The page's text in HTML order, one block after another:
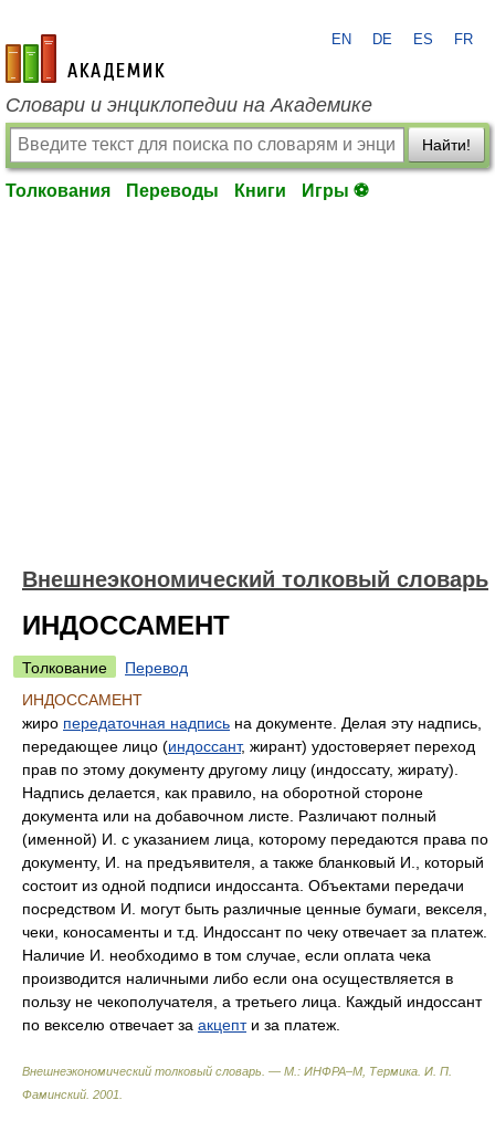
academic.ru
EN DE ES FR
Словари и энциклопедии на Академике
Найти!
Толкования Переводы Книги Игры ⚽
Внешнеэкономический толковый словарь
ИНДОССАМЕНТ
Толкование
Перевод
ИНДОССАМЕНТ
жиро передаточная надпись на документе. Делая эту надпись,
передающее лицо (индоссант, жирант) удостоверяет переход
прав по этому документу другому лицу (индоссату, жирату).
Надпись делается, как правило, на оборотной стороне
документа или на добавочном листе. Различают полный
(именной) И. с указанием лица, которому передаются права по
документу, И. на предъявителя, а также бланковый И., который
состоит из одной подписи индоссанта. Объектами передачи
посредством И. могут быть различные ценные бумаги, векселя,
чеки, коносаменты и т.д. Индоссант по чеку отвечает за платеж.
Наличие И. необходимо в том случае, если оплата чека
производится наличными либо если она осуществляется в
пользу не чекополучателя, а третьего лица. Каждый индоссант
по векселю отвечает за акцепти за платеж.
Внешнеэкономический толковый словарь. — М.: ИНФРА–М, Термика И. П.
Фаминский 2001